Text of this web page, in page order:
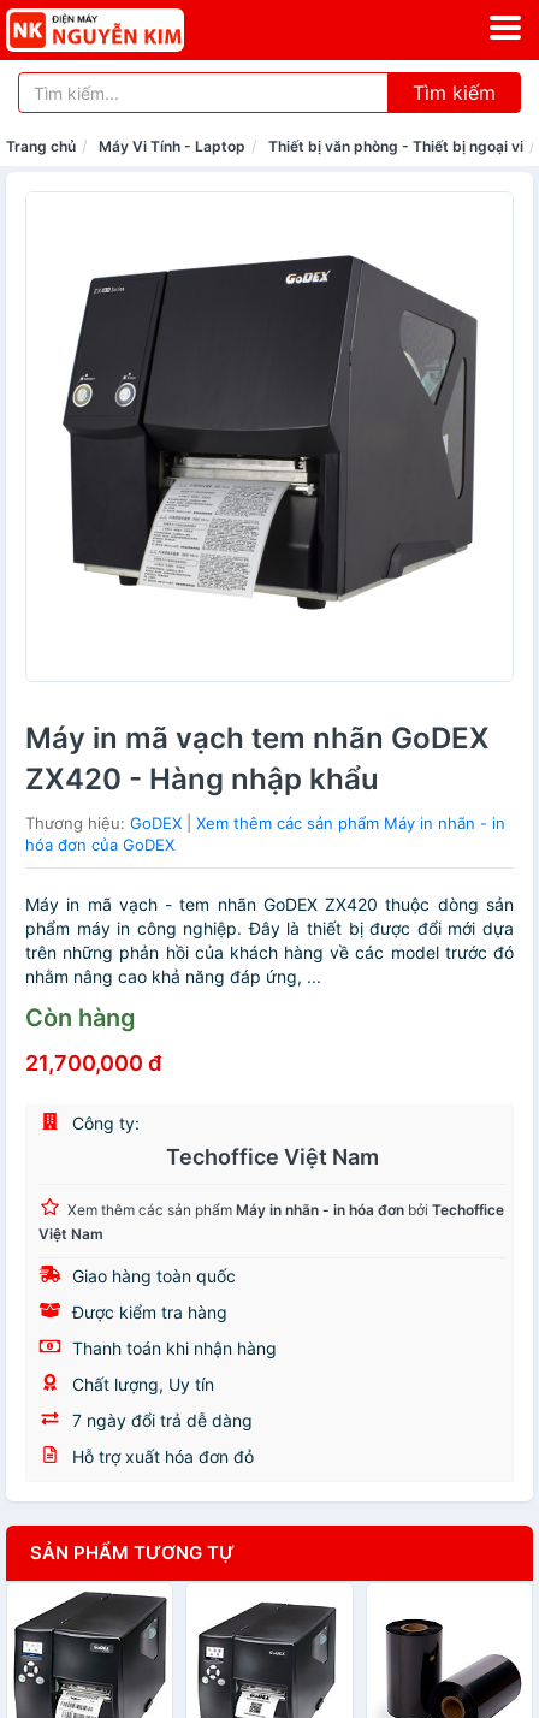
Tìm kiếm
Trang chủ Máy Vi Tính - Laptop Thiết bị văn phòng - Thiết bị ngoại vi
Máy in mã vạch tem nhãn GoDEX
ZX420 - Hàng nhập khẩu
Thương hiệu: GoDEX
Xem thêm các sản phẩm Máy in nhãn - in
hóa đơn của GoDEX
Máy in mã vạch - tem nhãn GoDEX ZX420 thuộc dòng sản
phẩm máy in công nghiệp. Đây là thiết bị được đổi mới dựa
trên những phản hồi của khách hàng về các model trước đó
nhằm nâng cao khả năng đáp ứng, ...
Còn hàng
21,700,000 đ
Công ty:
Techoffice Việt Nam
Xem thêm các sản phẩm Máy in nhãn - in hóa đơn bởi Techoffice
Việt Nam
Giao hàng toàn quốc
Được kiểm tra hàng
Thanh toán khi nhận hàng
Chất lượng, Uy tín
7 ngày đổi trả dễ dàng
Hỗ trợ xuất hóa đơn đỏ
SẢN PHẨM TƯƠNG TỰ